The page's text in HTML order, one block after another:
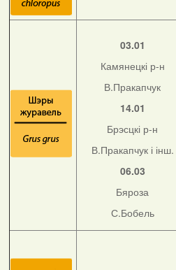
03.01
Камянецкі р-н
В.Пракапчук
14.01
Брэсцкі р-н
В.Пракапчук і інш.
06.03
Бяроза
С.Бобель